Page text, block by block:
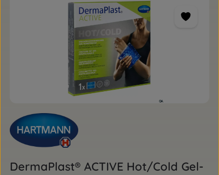
DermaPlast® ACTIVE Hot/Cold Gel-